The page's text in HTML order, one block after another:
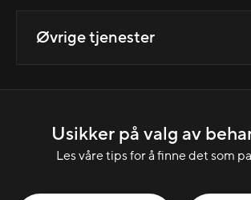
Øvrige tjenester
Usikker på valg av
Les våre tips for å finne det som